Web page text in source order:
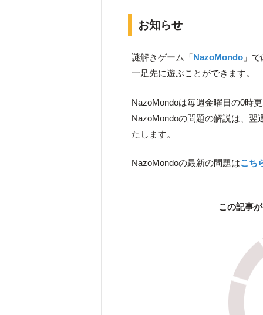
お知らせ
謎解きゲーム「NazoMondo 」
一足先に遊ぶことができます。
NazoMondoは毎週金曜日の0時
NazoMondoの問題の解説は、翌
たします。
NazoMondoの最新の問題はこち
この記事